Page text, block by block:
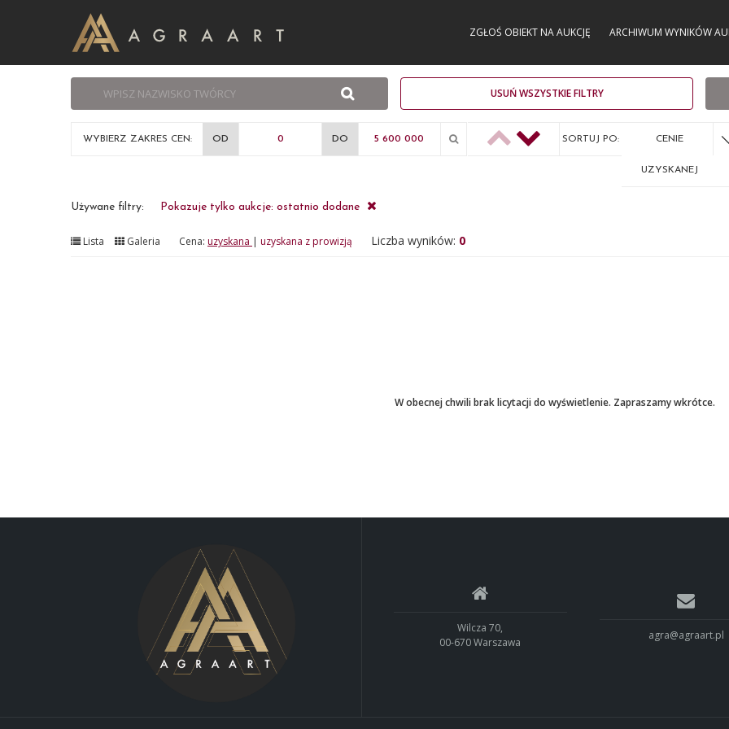
ZGŁOŚ OBIEKT NA AUKCJĘ ARCHIWUM WYNIKÓW
USUŃ WSZYSTKIE FILTRY
WYBIERZ ZAKRES CEN: OD DO SORTUJ PO: CENIE
UZYSKANEJ
Używane filtry: Pokazuje tylko aukcje: ostatnio dodane
Lista Galeria Cena: uzyskana | uzyskana z prowizją Liczba wyników: 0
W obecnej chwili brak licytacji do wyświetlenie. Zapraszamy wkrótce.
Wilcza 70,
00-670 Warszawa
agra@agraart.pl